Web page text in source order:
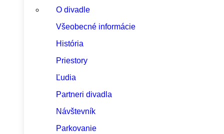
O divadle
Všeobecné informácie
História
Priestory
Ľudia
Partneri divadla
Návštevník
Parkovanie